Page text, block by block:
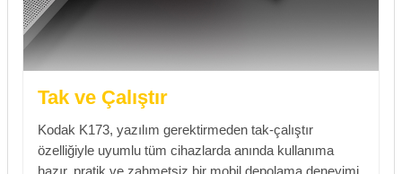
Tak ve Çalıştır
Kodak K173, yazılım gerektirmeden tak-çalıştır
özelliğiyle uyumlu tüm cihazlarda anında kullanıma